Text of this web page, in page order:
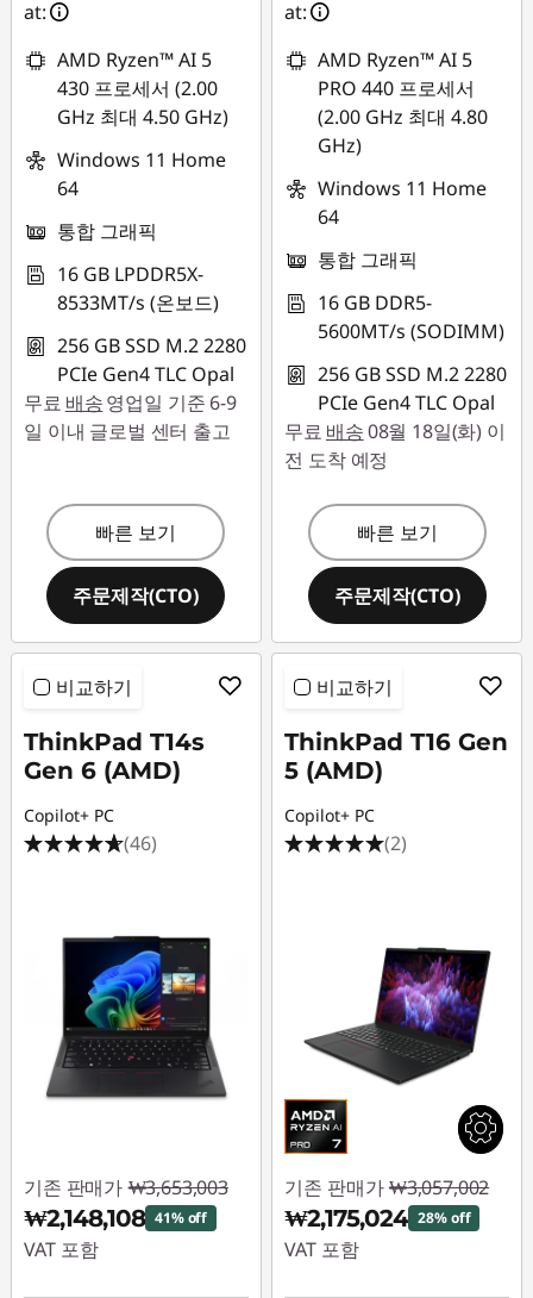
n
at:
AMD Ryzen™ AI 5
430 프로세서 (2.00
GHz 최대 4.50 GHz)
Windows 11 Home
64
통합 그래픽
16 GB LPDDR5X-
8533MT/s (온보드)
256 GB SSD M.2 2280
PCIe Gen4 TLC Opal
무료 배송영업일 기준 6-9
일 이내 글로벌 센터 출고
빠른 보기
주문제작(CTO)
at:
AMD Ryzen™ AI 5
PRO 440 프로세서
(2.00 GHz 최대 4.80
GHz)
Windows 11 Home
64
통합 그래픽
16 GB DDR5-
5600MT/s (SODIMM)
256 GB SSD M.2 2280
PCIe Gen4 TLC Opal
무료 배송08월 18일(화) 이
전 도착 예정
빠른 보기
주문제작(CTO)
비교하기
ThinkPad T14s
Gen 6 (AMD)
Copilot+ PC
(46)
기존 판매가 ₩3,653,003
₩2,148,108 41% off
VAT 포함
즉시 할인: :-
비교하기
ThinkPad T16 Gen
5 (AMD)
Copilot+ PC
(2)
기존 판매가 ₩3,057,002
₩2,175,024 28% off
VAT 포함
즉시 할인: :-